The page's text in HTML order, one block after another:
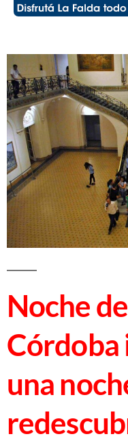
Noche
Córdoba
una